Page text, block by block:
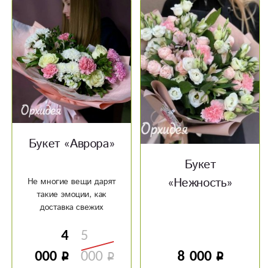
Букет «Аврора»
Не многие вещи дарят
такие эмоции, как
доставка свежих
4
000
5
000
Букет
«Нежность»
8 000